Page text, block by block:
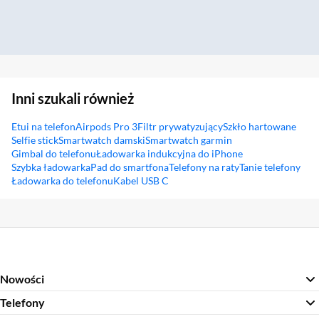
Inni szukali również
Etui na telefonAirpods Pro 3Filtr prywatyzującySzkło hartowane
Selfie stickSmartwatch damskiSmartwatch garmin
Gimbal do telefonuŁadowarka indukcyjna do iPhone
Szybka ładowarkaPad do smartfonaTelefony na ratyTanie telefony
Ładowarka do telefonuKabel USB C
Nowości
Telefony